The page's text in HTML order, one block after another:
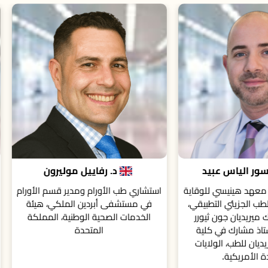
د. رفاييل موليرون
طب الأورام ومدير قسم الأورام
أبردين الملكي، هيئة
الصحية الوطنية، المملكة
المتحدة
بروفيسور إيوانا
أستاذ في جامعة ستراثكلايد،
طب الأورام في مركز بيتسون
اسكتلندا للسرطان، جلاسكو،